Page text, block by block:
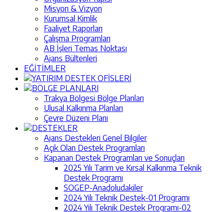
Misyon & Vizyon
Kurumsal Kimlik
Faaliyet Raporları
Çalışma Programları
AB İşleri Temas Noktası
Ajans Bültenleri
EĞİTİMLER
YATIRIM DESTEK OFİSLERİ
BÖLGE PLANLARI
Trakya Bölgesi Bölge Planları
Ulusal Kalkınma Planları
Çevre Düzeni Planı
DESTEKLER
Ajans Destekleri Genel Bilgiler
Açık Olan Destek Programları
Kapanan Destek Programları ve Sonuçları
2025 Yılı Tarim ve Kırsal Kalkınma Teknik
Destek Programı
SOGEP-Anadoludakiler
2024 Yılı Teknik Destek-01 Programı
2024 Yılı Teknik Destek Programı-02